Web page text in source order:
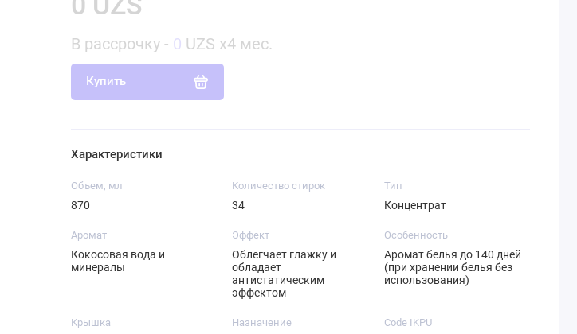
В рассрочку - 0 UZS x4 мес.
Купить
Характеристики
Объем, мл
870
Количество стирок
34
Тип
Концентрат
Аромат
Кокосовая вода и
минералы
Эффект
Облегчает глажку и
обладает
антистатическим
эффектом
Особенность
Аромат белья до 140 дней
(при хранении белья без
использования)
Крышка Назначение Code IKPU